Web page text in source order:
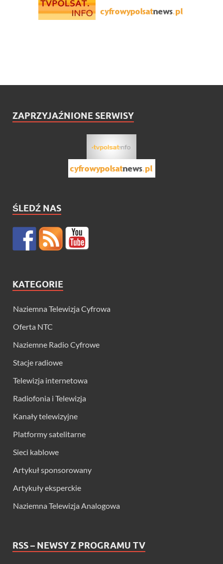
ZAPRZYJAŹNIONE SERWISY
ŚLEDŹ NAS
KATEGORIE
Naziemna Telewizja Cyfrowa
Oferta NTC
Naziemne Radio Cyfrowe
Stacje radiowe
Telewizja internetowa
Radiofonia i Telewizja
Kanały telewizyjne
Platformy satelitarne
Sieci kablowe
Artykuł sponsorowany
Artykuły eksperckie
Naziemna Telewizja Analogowa
RSS – NEWSY Z PROGRAMU TV